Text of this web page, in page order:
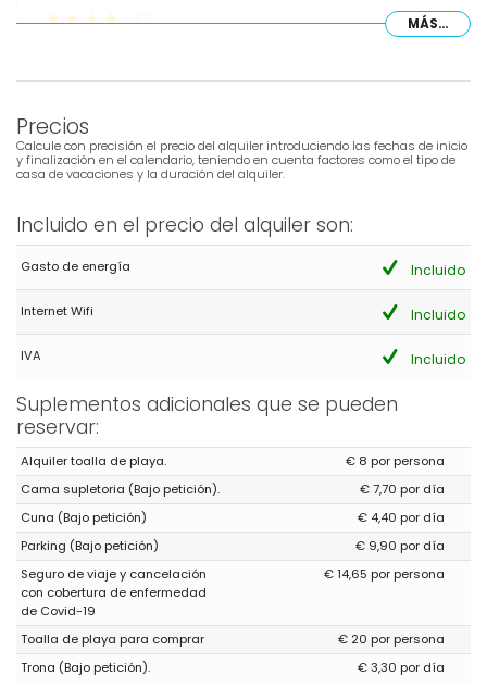
- 9,1
Familias con niños pequeños - Julio 2024 - España :
Respuesta del Administrador:
Gracias Sra. Martínez, Nos
alegra que haya disfrutado el apartamento. Sentimos el
cada edificio tiene sus normas. Atentamente, Grupo Turis
Alquileres.
- 7,6
Familias con niños pequeños - Mayo 2022 - España :
Buen apartamento, por tamaño, equipamiento, terraza, vistas,
menaje, localización, adaptación minusválidos (sin escaleras a
la entrada, ninguna barrera, grandes ascensores) lo único que
mejoraría sería los colchones y almohadas que resultaron un
poco incómodos. No puedo valorar la piscina porque no estaba
abierta aún, pero el jardín, y espacios exteriores estaban bien y
bien cuidados.
Respuesta del Administrador:
Gracias Sra. Oliva, Tomamos
nota de sus comentarios para mejorar el apartamento.
Atentamente, Grupo Turis Alquileres.
MÁS...
Precios
Calcule con precisión el precio del alquiler introduciendo las fechas de inicio
y finalización en el calendario, teniendo en cuenta factores como el tipo de
casa de vacaciones y la duración del alquiler.
Incluido en el precio del alquiler son:
Gasto de energía Incluido
Internet Wifi Incluido
IVA Incluido
Suplementos adicionales que se pueden
reservar:
Alquiler toalla de playa.
€ 8 por persona
Cama supletoria (Bajo petición).
€ 7,70 por día
Cuna (Bajo petición)
€ 4,40 por día
Parking (Bajo petición)
€ 9,90 por día
Seguro de viaje y cancelación
con cobertura de enfermedad
de Covid-19
€ 14,65 por persona
Toalla de playa para comprar
€ 20 por persona
Trona (Bajo petición).
€ 3,30 por día